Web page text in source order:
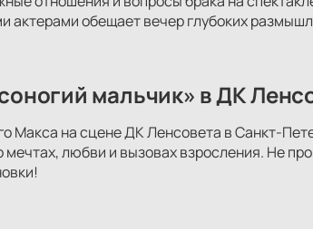
актерами обещает вечер глубоких
мальчик» в ДК
Макса на сцене ДК Ленсовета в Санкт-
мечтах, любви и вызовах взросления. Не